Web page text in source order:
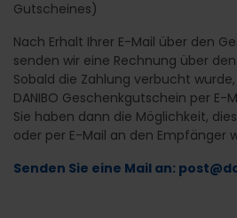
Gutscheines)
Nach Erhalt Ihrer E-Mail über den
senden wir eine Rechnung über
Sobald die Zahlung verbucht
DANIBO Geschenkgutschein per E-
Sie haben dann die Möglichkeit,
oder per E-Mail an den Empfänger
Senden Sie eine Mail an: